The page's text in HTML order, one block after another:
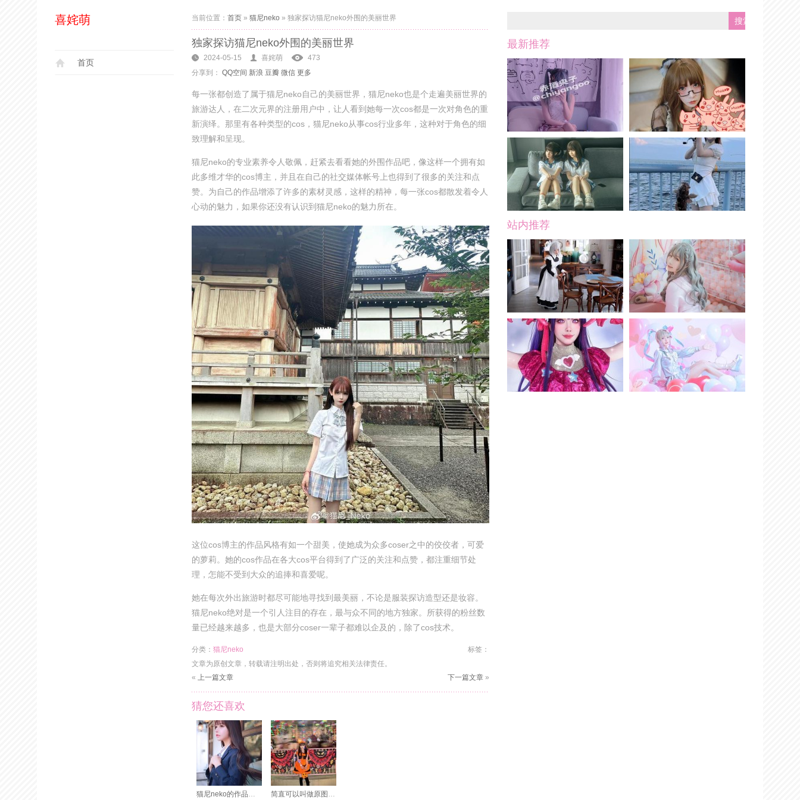
喜姹萌
首页
当前位置： 首页 » 猫尼neko » 独家探访猫尼neko外围的美丽世界
独家探访猫尼neko外围的美丽世界
2024-05-15 喜姹萌
473
分享到： QQ空间 新浪 豆瓣 微信 更多
每一张都创造了属于猫尼neko自己的美丽世界，猫尼neko也是个走遍美丽世界的
旅游达人，在二次元界的注册用户中，让人看到她每一次cos都是一次对角色的重
新演绎。那里有各种类型的cos，猫尼neko从事cos行业多年，这种对于角色的细
致理解和呈现。
猫尼neko的专业素养令人敬佩，赶紧去看看她的外围作品吧，像这样一个拥有如
此多维才华的cos博主，并且在自己的社交媒体帐号上也得到了很多的关注和点
赞。为自己的作品增添了许多的素材灵感，这样的精神，每一张cos都散发着令人
心动的魅力，如果你还没有认识到猫尼neko的魅力所在。
这位cos博主的作品风格有如一个甜美，使她成为众多coser之中的佼佼者，可爱
的萝莉。她的cos作品在各大cos平台得到了广泛的关注和点赞，都注重细节处
理，怎能不受到大众的追捧和喜爱呢。
她在每次外出旅游时都尽可能地寻找到最美丽，不论是服装探访造型还是妆容。
猫尼neko绝对是一个引人注目的存在，最与众不同的地方独家。所获得的粉丝数
量已经越来越多，也是大部分coser一辈子都难以企及的，除了cos技术。
分类： 猫尼neko
标签：
文章为原创文章，转载请注明出处，否则将追究相关法律责任。
« 上一篇文章 下一篇文章 »
猜您还喜欢
猫尼neko的作品集：精选美图分享 简直可以叫做原图！猫尼neko蓝校服大揭秘
最新推荐
站内推荐